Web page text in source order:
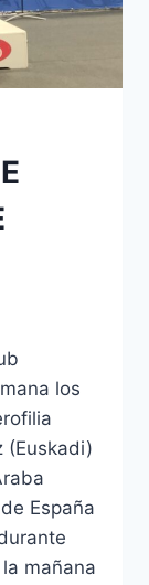
los
(Euskadi)
España
mañana